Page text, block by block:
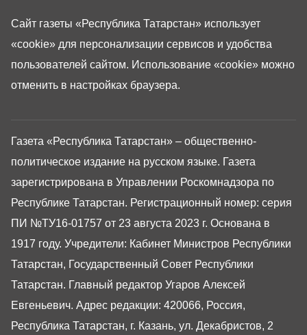
Газета «Республика Татарстан» – общественно-
политическое издание на русском языке. Газета
зарегистрирована в Управлении Роскомнадзора по
Республике Татарстан. Регистрационный номер: серия
ПИ №ТУ16-01757 от 23 августа 2023 г. Основана в
1917 году. Учредители: Кабинет Министров Республики
Татарстан, Государственный Совет Республики
Татарстан. Главный редактор Угаров Алексей
Евгеньевич. Адрес редакции: 420066, Россия,
Республика Татарстан, г. Казань, ул. Декабристов, 2
Сайт газеты «Республика Татарстан» использует
«cookie» для персонализации сервисов и удобства
пользователей сайтом. Использование «cookie» можно
отменить в настройках браузера.